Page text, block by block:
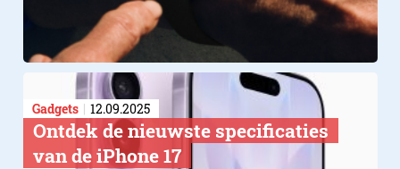
Gadgets 12.09.2025
Ontdek de nieuwste specificaties
van de iPhone 17